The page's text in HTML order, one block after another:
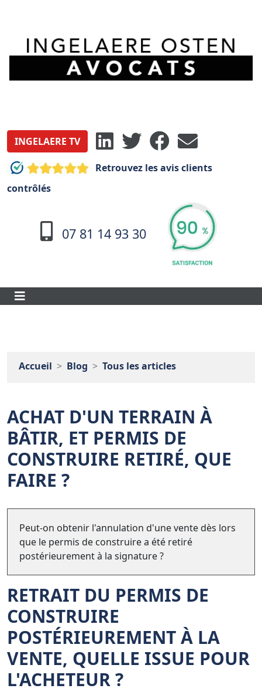
INGELAERE TV
Retrouvez les avis clients
contrôlés
07 81 14 93 30
Accueil Blog Tous les articles
ACHAT D'UN TERRAIN À
BÂTIR, ET PERMIS DE
CONSTRUIRE RETIRÉ, QUE
FAIRE ?
Peut-on obtenir l'annulation d'une vente dès lors
que le permis de construire a été retiré
postérieurement à la signature ?
RETRAIT DU PERMIS DE
CONSTRUIRE
POSTÉRIEUREMENT À LA
VENTE, QUELLE ISSUE POUR
L'ACHETEUR ?